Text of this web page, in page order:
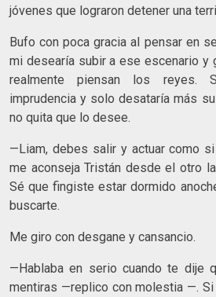
jóvenes que lograron detener una
Bufo con poca gracia al pensar en
mi desearía subir a ese escenario y
realmente piensan los reyes.
imprudencia y solo desataría más
no quita que lo desee.
—Liam, debes salir y actuar como
me aconseja Tristán desde el otro
Sé que fingiste estar dormido
buscarte.
Me giro con desgane y cansancio.
—Hablaba en serio cuando te dije
mentiras —replico con molestia —.